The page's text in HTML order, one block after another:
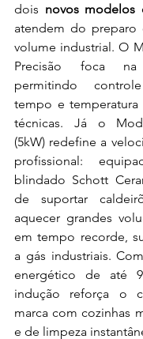
dois novos modelos
atendem do preparo
volume industrial. O
Precisão foca na
permitindo
tempo e temperatura
técnicas. Já o
(5kW) redefine a
profissional:
blindado Schott
de suportar
aquecer grandes
em tempo recorde,
a gás industriais.
energético de até
indução reforça o
marca com cozinhas
e de limpeza